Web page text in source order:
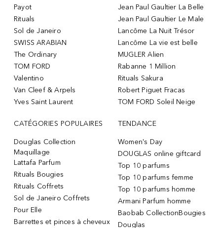
Payot
Rituals
Sol de Janeiro
SWISS ARABIAN
The Ordinary
TOM FORD
Valentino
Van Cleef & Arpels
Yves Saint Laurent
Jean Paul Gaultier La Belle
Jean Paul Gaultier Le Male
Lancôme La Nuit Trésor
Lancôme La vie est belle
MUGLER Alien
Rabanne 1 Million
Rituals Sakura
Robert Piguet Fracas
TOM FORD Soleil Neige
CATÉGORIES POPULAIRES
Douglas Collection
Maquillage
Lattafa Parfum
Rituals Bougies
Rituals Coffrets
Sol de Janeiro Coffrets
Pour Elle
Barrettes et pinces à cheveux
TENDANCE
Women's Day
DOUGLAS online giftcard
Top 10 parfums
Top 10 parfums femme
Top 10 parfums homme
Armani Parfum homme
Baobab CollectionBougies
Douglas